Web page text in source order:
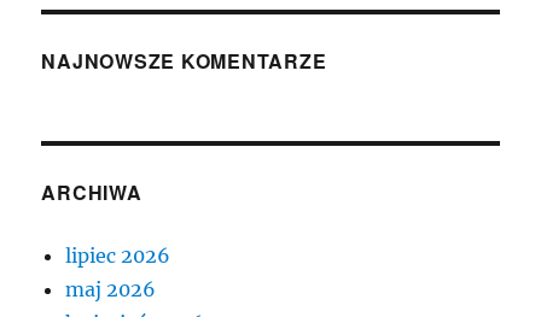
NAJNOWSZE KOMENTARZE
ARCHIWA
lipiec 2026
maj 2026